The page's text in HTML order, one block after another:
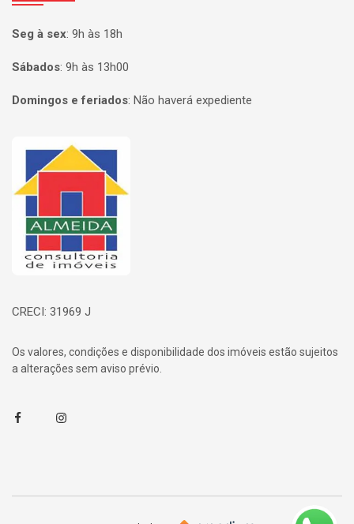
Seg à sex: 9h às 18h
Sábados: 9h às 13h00
Domingos e feriados: Não haverá expediente
Página inicial
CRECI: 31969 J
Os valores, condições e disponibilidade dos imóveis estão sujeitos
a alterações sem aviso prévio.
FacebookInstagram